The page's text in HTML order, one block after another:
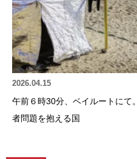
2026.04.15
午前６時30分、ベイルートにて
者問題を抱える国